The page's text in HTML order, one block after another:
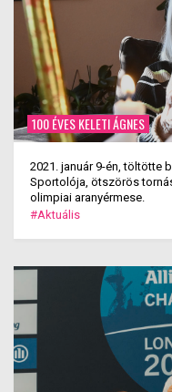
100 ÉVES KELETI ÁGNES
2021. január 9-én, töltötte
Sportolója, ötszörös
olimpiai aranyérmese.
#Aktuális